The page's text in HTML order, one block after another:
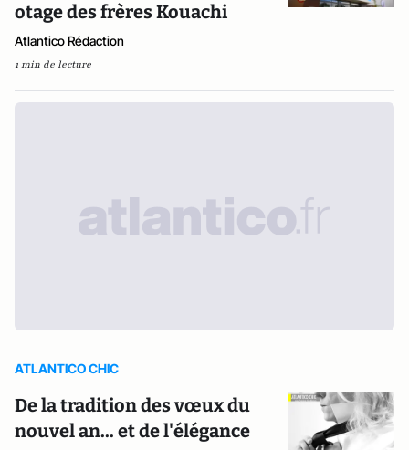
otage des frères Kouachi
Atlantico Rédaction
1 min de lecture
ATLANTICO CHIC
De la tradition des vœux du
nouvel an... et de l'élégance